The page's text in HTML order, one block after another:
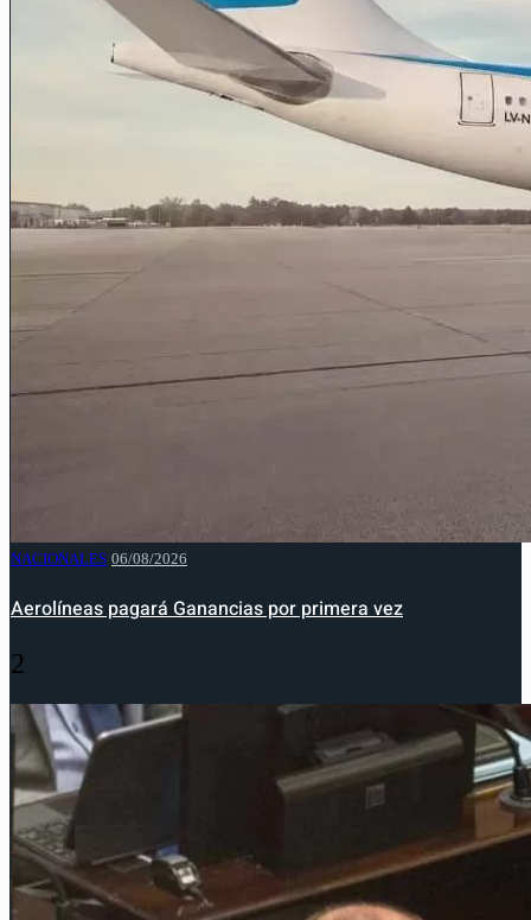
NACIONALES 06/08/2026
Aerolíneas pagará Ganancias por primera vez
2